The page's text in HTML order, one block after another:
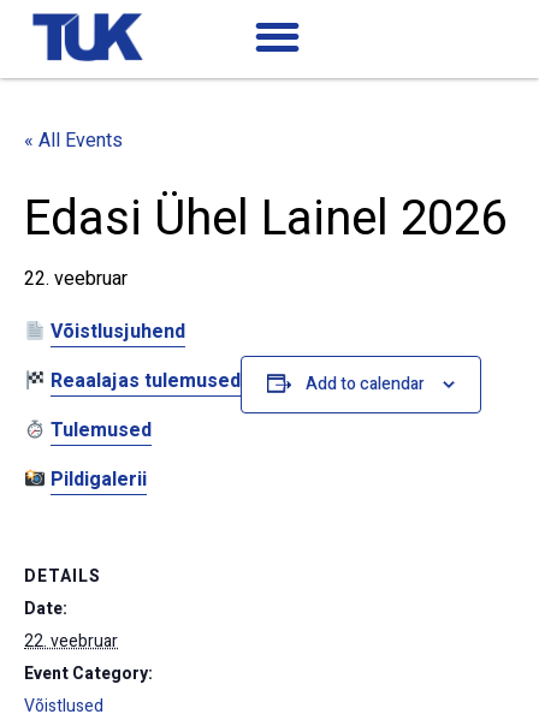
« All Events
Edasi Ühel Lainel 2026
22. veebruar
Võistlusjuhend
Reaalajas tulemused
Tulemused
Pildigalerii
Add to calendar
DETAILS
Date:
22. veebruar
Event Category:
Võistlused